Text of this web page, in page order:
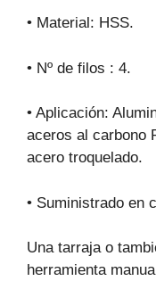
• Material: HSS.
• Nº de filos : 4.
• Aplicación:
aceros al carbono
acero troquelado.
• Suministrado en
Una tarraja o
herramienta